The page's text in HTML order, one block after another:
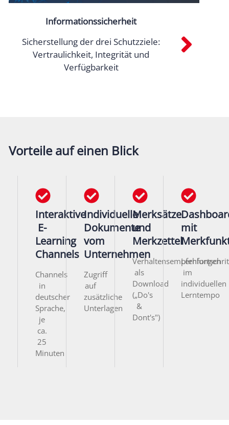
Informationssicherheit
Sicherstellung der drei Schutzziele:
Vertraulichkeit, Integrität und
Verfügbarkeit
Vorteile auf einen Blick
Interaktive
E-
Learning
Channels
Channels
in
deutscher
Sprache,
je
ca.
25
Minuten
Individuelle
Dokumente
vom
Unternehmen
Zugriff
auf
zusätzliche
Unterlagen
Merksätze
und
Merkzettel
Verhaltensempfehlungen
als
Download
(„Do's
&
Dont's")
mit
im
individuellen
Lerntempo